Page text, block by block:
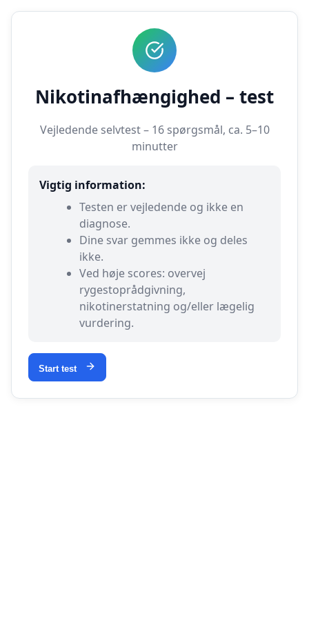
Nikotinafhængighed – test
Vejledende selvtest – 16 spørgsmål, ca. 5–10
minutter
Vigtig information:
Testen er vejledende og ikke en
diagnose.
Dine svar gemmes ikke og deles
ikke.
Ved høje scores: overvej
rygestoprådgivning,
nikotinerstatning og/eller lægelig
vurdering.
Start test